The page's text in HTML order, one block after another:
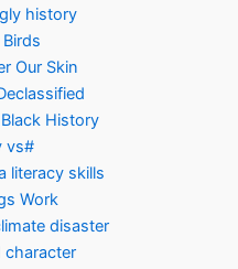
history
Our Skin
History
vs#
literacy skills
Work
disaster
character